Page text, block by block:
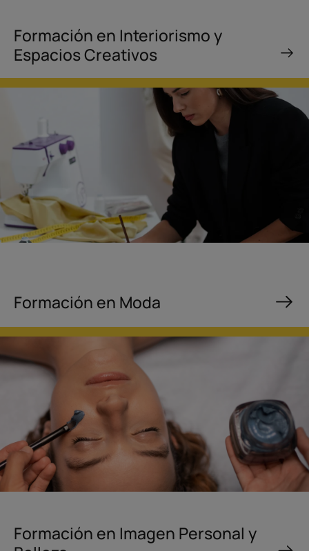
Formación en Interiorismo y
Espacios Creativos
Formación en Moda
Formación en Imagen Personal y